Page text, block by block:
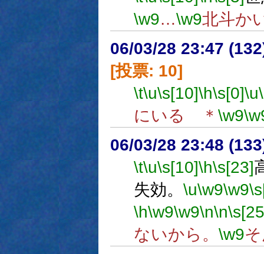
\w9…\w9北斗か
06/03/28 23:47
[投票: 10]
\t\u\s[10]\h\s[0]\u
にいる ＊ \w9
06/03/28 23:48
\t\u\s[10]\h\s[23]
失効。 \u\w9\w9
\h\w9\w9\n\n
ないから。 \w9